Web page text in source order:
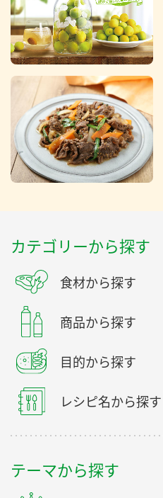
カテゴリーから探す
食材から探す
商品から探す
目的から探す
レシピ名から探す
テーマから探す